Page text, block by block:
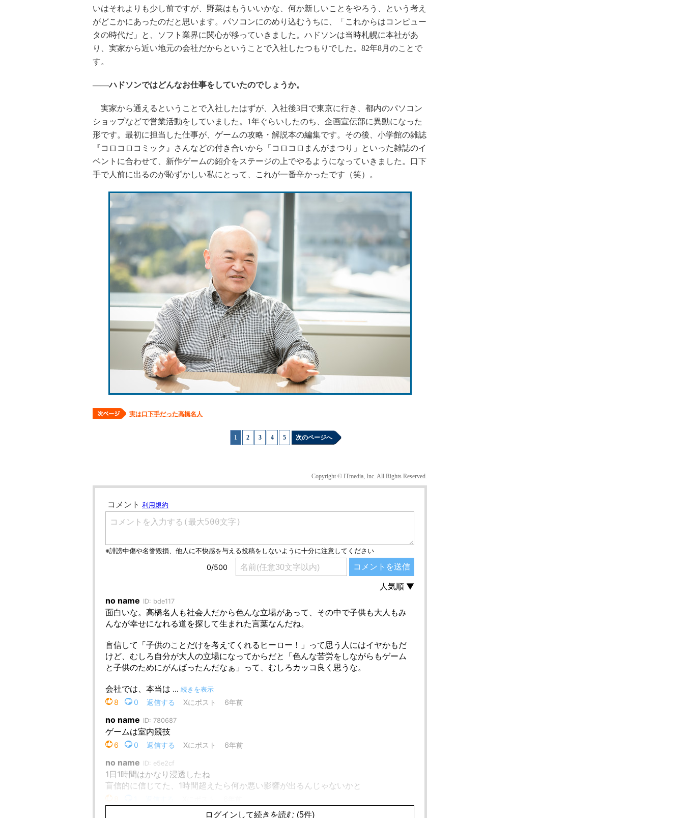
いはそれよりも少し前ですが、野菜はもういいかな、何か新しいことをやろう、という考え
がどこかにあったのだと思います。パソコンにのめり込むうちに、「これからはコンピュー
タの時代だ」と、ソフト業界に関心が移っていきました。ハドソンは当時札幌に本社があ
り、実家から近い地元の会社だからということで入社したつもりでした。82年8月のことで
す。
――ハドソンではどんなお仕事をしていたのでしょうか。
実家から通えるということで入社したはずが、入社後3日で東京に行き、都内のパソコン
ショップなどで営業活動をしていました。1年ぐらいしたのち、企画宣伝部に異動になった
形です。最初に担当した仕事が、ゲームの攻略・解説本の編集です。その後、小学館の雑誌
『コロコロコミック』さんなどの付き合いから「コロコロまんがまつり」といった雑誌のイ
ベントに合わせて、新作ゲームの紹介をステージの上でやるようになっていきました。口下
手で人前に出るのが恥ずかしい私にとって、これが一番辛かったです（笑）。
実は口下手だった高橋名人
1 2 3 4 5 次のページへ
Copyright © ITmedia, Inc. All Rights Reserved.